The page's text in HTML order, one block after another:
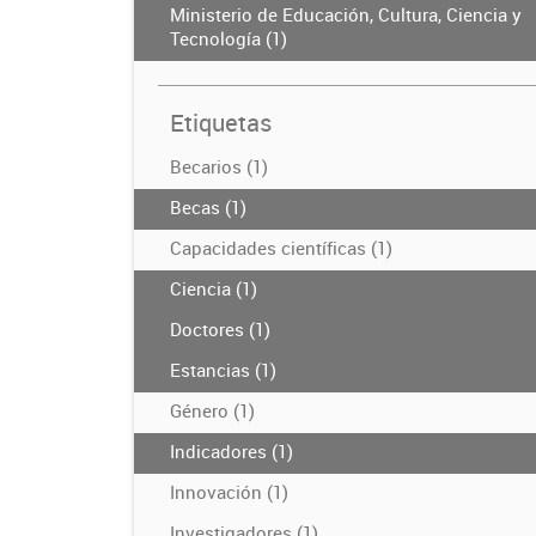
Ministerio de Educación, Cultura, Ciencia y
Tecnología (1)
Etiquetas
Becarios (1)
Becas (1)
Capacidades científicas (1)
Ciencia (1)
Doctores (1)
Estancias (1)
Género (1)
Indicadores (1)
Innovación (1)